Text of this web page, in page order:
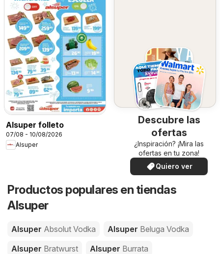
Alsuper folleto
07/08 - 10/08/2026
Alsuper
Descubre las
ofertas
¿Inspiración? ¡Mira las
ofertas en tu zona!
Quiero ver
Productos populares en tiendas
Alsuper
Alsuper Absolut Vodka Alsuper Beluga Vodka
Alsuper Bratwurst Alsuper Burrata